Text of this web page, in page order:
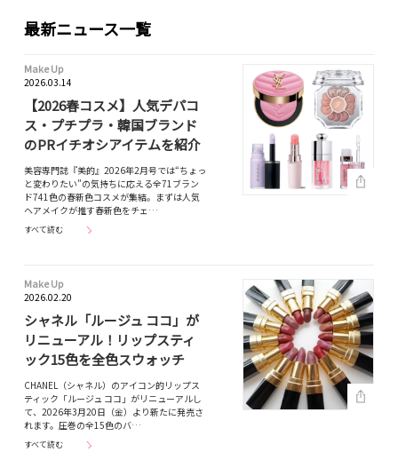
最新ニュース一覧
Make Up
2026.03.14
【2026春コスメ】人気デパコ
ス・プチプラ・韓国ブランド
のPRイチオシアイテムを紹介
美容専門誌『美的』2026年2月号では“ちょっ
と変わりたい”の気持ちに応える全71ブラン
ド741色の春新色コスメが集結。まずは人気
ヘアメイクが推す春新色をチェ…
すべて読む
Make Up
2026.02.20
シャネル「ルージュ ココ」が
リニューアル！リップスティ
ック15色を全色スウォッチ
CHANEL（シャネル）のアイコン的リップス
ティック「ルージュ ココ」がリニューアルし
て、2026年3月20日（金）より新たに発売さ
れます。圧巻の全15色のバ…
すべて読む